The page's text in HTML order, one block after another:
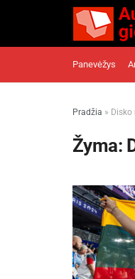
Panevėžys
Pradžia »
Žyma: